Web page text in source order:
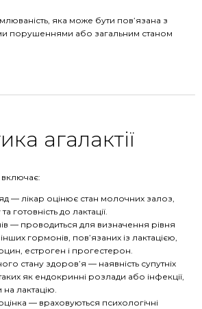
яка може бути пов’язана з
порушеннями або загальним станом
агалактії
включає:
— лікар оцінює стан молочних залоз,
готовність до лактації.
— проводиться для визначення рівня
гормонів, пов’язаних із лактацією,
естроген і прогестерон.
стану здоров’я — наявність супутніх
як ендокринні розлади або інфекції,
лактацію.
— враховуються психологічні